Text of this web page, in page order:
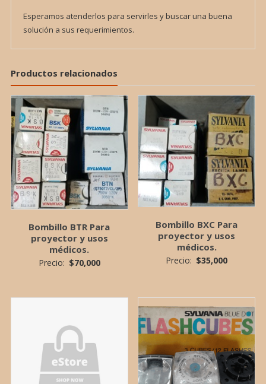
Esperamos atenderlos para servirles y buscar una buena
solución a sus requerimientos.
Productos relacionados
Bombillo BTR Para
proyector y usos
médicos.
Precio: $70,000
Bombillo BXC Para
proyector y usos
médicos.
Precio: $35,000